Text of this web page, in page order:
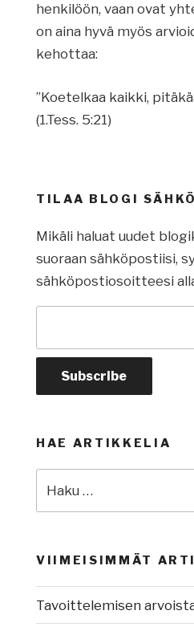
henkilöön, vaan ovat
on aina hyvä myös
kehottaa:
”Koetelkaa kaikki,
(1.Tess. 5:21)
TILAA BLOGI
Mikäli haluat uudet
suoraan sähköpostiisi,
sähköpostiosoitteesi
HAE ARTIKKELIA
VIIMEISIMMÄT
Tavoittelemisen